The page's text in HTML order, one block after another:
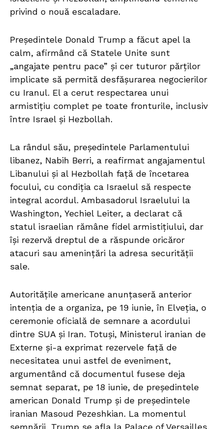
privind o nouă escaladare.
Președintele Donald Trump a făcut apel la
calm, afirmând că Statele Unite sunt
„angajate pentru pace” și cer tuturor părților
implicate să permită desfășurarea negocierilor
cu Iranul. El a cerut respectarea unui
armistițiu complet pe toate fronturile, inclusiv
între Israel și Hezbollah.
La rândul său, președintele Parlamentului
libanez, Nabih Berri, a reafirmat angajamentul
Libanului și al Hezbollah față de încetarea
focului, cu condiția ca Israelul să respecte
integral acordul. Ambasadorul Israelului la
Washington, Yechiel Leiter, a declarat că
statul israelian rămâne fidel armistițiului, dar
își rezervă dreptul de a răspunde oricăror
atacuri sau amenințări la adresa securității
sale.
Autoritățile americane anunțaseră anterior
intenția de a organiza, pe 19 iunie, în Elveția, o
ceremonie oficială de semnare a acordului
dintre SUA și Iran. Totuși, Ministerul iranian de
Externe și-a exprimat rezervele față de
necesitatea unui astfel de eveniment,
argumentând că documentul fusese deja
semnat separat, pe 18 iunie, de președintele
american Donald Trump și de președintele
iranian Masoud Pezeshkian. La momentul